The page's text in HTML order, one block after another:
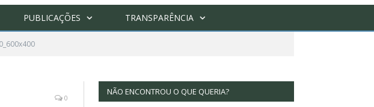
PUBLICAÇÕES TRANSPARÊNCIA
0
NÃO ENCONTROU O QUE QUERIA?